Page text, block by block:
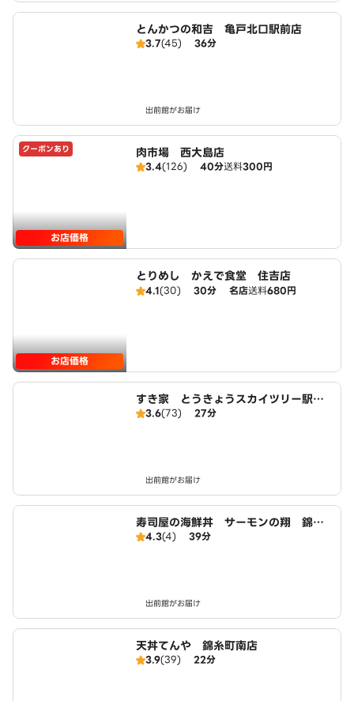
とんかつの和吉 亀戸北口駅前店
3.7(45) 36分
出前館がお届け
クーポンあり
お店価格
肉市場 西大島店
3.4(126) 40分送料300円
お店価格
とりめし かえで食堂 住吉店
4.1(30) 30分 名店送料680円
すき家 とうきょうスカイツリー駅前
店3.6(73) 27分
出前館がお届け
寿司屋の海鮮丼 サーモンの翔 錦糸
町店 Powered By 京樽
4.3(4) 39分
出前館がお届け
天丼てんや 錦糸町南店
3.9(39) 22分